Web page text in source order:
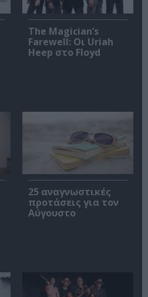
The Magician’s
Farewell: Οι Uriah
Heep στο Floyd
25 αναγνωστικές
προτάσεις για τον
Αύγουστο